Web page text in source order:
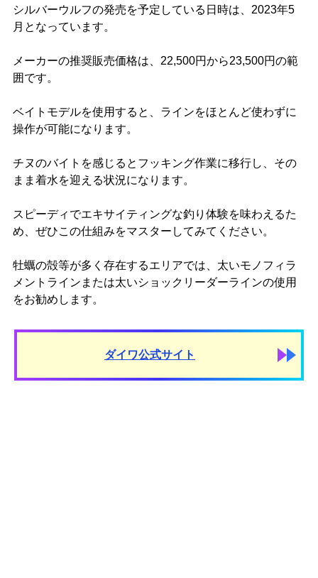
シルバーウルフの発売を予定している日時は、2023年5
月となっています。
メーカーの推奨販売価格は、22,500円から23,500円の範
囲です。
ベイトモデルを使用すると、ラインをほとんど使わずに
操作が可能になります。
チヌのバイトを感じるとフッキング作業に移行し、その
まま着水を迎える状況になります。
スピーディでエキサイティングな釣り体験を味わえるた
め、ぜひこの仕組みをマスターしてみてください。
牡蠣の殻等が多く存在するエリアでは、太いモノフィラ
メントラインまたは太いショックリーダーラインの使用
をお勧めします。
ダイワ公式サイト